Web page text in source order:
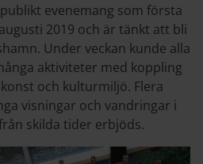
evenemang som första
2019 och är tänkt att bli
Under veckan kunde alla
aktiviteter med koppling
och kulturmiljö. Flera
visningar och vandringar i
skilda tider erbjöds.